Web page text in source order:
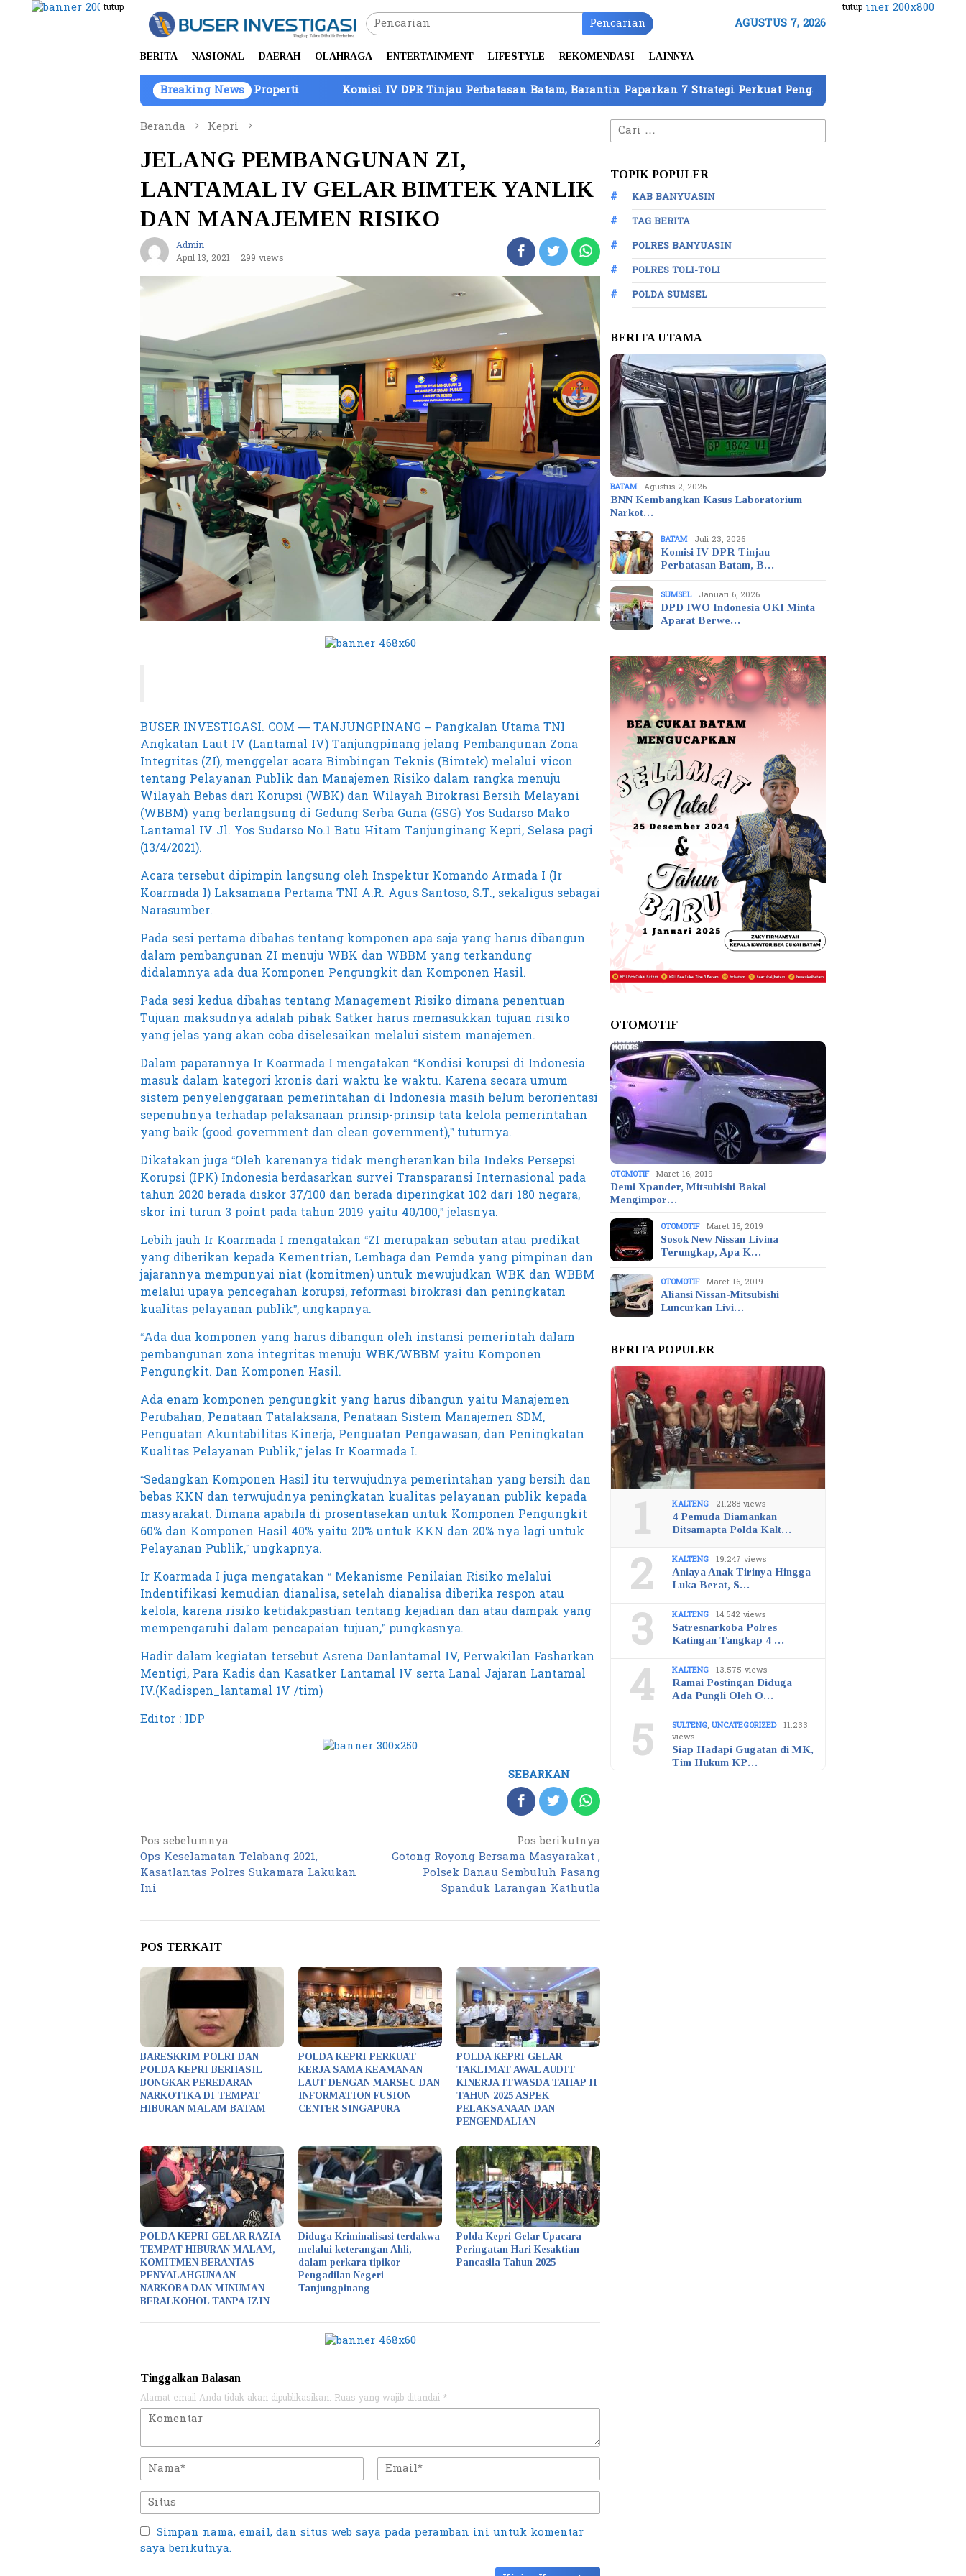
Loncat
tutup tutup
Pencarian AGUSTUS 7, 2026
BERITA NASIONAL DAERAH OLAHRAGA ENTERTAINMENT LIFESTYLE REKOMENDASI LAINNYA
Breaking News
PT Mitra Usaha Properti Komisi IV DPR Tinjau Perbatasan Batam, Barantin Paparkan 7 Strategi Perkuat Pengawasan
DPD IWO Indonesia OKI Minta
Beranda
Kepri
JELANG PEMBANGUNAN ZI,
LANTAMAL IV GELAR BIMTEK YANLIK
DAN MANAJEMEN RISIKO
Admin
April 13, 2021
299 views
BUSER INVESTIGASI. COM — TANJUNGPINANG – Pangkalan Utama TNI
Angkatan Laut IV (Lantamal IV) Tanjungpinang jelang Pembangunan Zona
Integritas (ZI), menggelar acara Bimbingan Teknis (Bimtek) melalui vicon
tentang Pelayanan Publik dan Manajemen Risiko dalam rangka menuju
Wilayah Bebas dari Korupsi (WBK) dan Wilayah Birokrasi Bersih Melayani
(WBBM) yang berlangsung di Gedung Serba Guna (GSG) Yos Sudarso Mako
Lantamal IV Jl. Yos Sudarso No.1 Batu Hitam Tanjunginang Kepri, Selasa pagi
(13/4/2021).
Acara tersebut dipimpin langsung oleh Inspektur Komando Armada I (Ir
Koarmada I) Laksamana Pertama TNI A.R. Agus Santoso, S.T., sekaligus sebagai
Narasumber.
Pada sesi pertama dibahas tentang komponen apa saja yang harus dibangun
dalam pembangunan ZI menuju WBK dan WBBM yang terkandung
didalamnya ada dua Komponen Pengungkit dan Komponen Hasil.
Pada sesi kedua dibahas tentang Management Risiko dimana penentuan
Tujuan maksudnya adalah pihak Satker harus memasukkan tujuan risiko
yang jelas yang akan coba diselesaikan melalui sistem manajemen.
Dalam paparannya Ir Koarmada I mengatakan “Kondisi korupsi di Indonesia
masuk dalam kategori kronis dari waktu ke waktu. Karena secara umum
sistem penyelenggaraan pemerintahan di Indonesia masih belum berorientasi
sepenuhnya terhadap pelaksanaan prinsip-prinsip tata kelola pemerintahan
yang baik (good government dan clean government),” tuturnya.
Dikatakan juga “Oleh karenanya tidak mengherankan bila Indeks Persepsi
Korupsi (IPK) Indonesia berdasarkan survei Transparansi Internasional pada
tahun 2020 berada diskor 37/100 dan berada diperingkat 102 dari 180 negara,
skor ini turun 3 point pada tahun 2019 yaitu 40/100,” jelasnya.
Lebih jauh Ir Koarmada I mengatakan “ZI merupakan sebutan atau predikat
yang diberikan kepada Kementrian, Lembaga dan Pemda yang pimpinan dan
jajarannya mempunyai niat (komitmen) untuk mewujudkan WBK dan WBBM
melalui upaya pencegahan korupsi, reformasi birokrasi dan peningkatan
kualitas pelayanan publik”, ungkapnya.
“Ada dua komponen yang harus dibangun oleh instansi pemerintah dalam
pembangunan zona integritas menuju WBK/WBBM yaitu Komponen
Pengungkit. Dan Komponen Hasil.
Ada enam komponen pengungkit yang harus dibangun yaitu Manajemen
Perubahan, Penataan Tatalaksana, Penataan Sistem Manajemen SDM,
Penguatan Akuntabilitas Kinerja, Penguatan Pengawasan, dan Peningkatan
Kualitas Pelayanan Publik,” jelas Ir Koarmada I.
“Sedangkan Komponen Hasil itu terwujudnya pemerintahan yang bersih dan
bebas KKN dan terwujudnya peningkatan kualitas pelayanan publik kepada
masyarakat. Dimana apabila di prosentasekan untuk Komponen Pengungkit
60% dan Komponen Hasil 40% yaitu 20% untuk KKN dan 20% nya lagi untuk
Pelayanan Publik,” ungkapnya.
Ir Koarmada I juga mengatakan “ Mekanisme Penilaian Risiko melalui
Indentifikasi kemudian dianalisa, setelah dianalisa diberika respon atau
kelola, karena risiko ketidakpastian tentang kejadian dan atau dampak yang
mempengaruhi dalam pencapaian tujuan,” pungkasnya.
Hadir dalam kegiatan tersebut Asrena Danlantamal IV, Perwakilan Fasharkan
Mentigi, Para Kadis dan Kasatker Lantamal IV serta Lanal Jajaran Lantamal
IV.(Kadispen_lantamal 1V /tim)
Editor : IDP
SEBARKAN
Navigasi
pos
Pos sebelumnya
Ops Keselamatan Telabang 2021,
Kasatlantas Polres Sukamara Lakukan
Ini
Pos berikutnya
Gotong Royong Bersama Masyarakat ,
Polsek Danau Sembuluh Pasang
Spanduk Larangan Kathutla
POS TERKAIT
BARESKRIM POLRI DAN
POLDA KEPRI BERHASIL
BONGKAR PEREDARAN
NARKOTIKA DI TEMPAT
HIBURAN MALAM BATAM
POLDA KEPRI PERKUAT
KERJA SAMA KEAMANAN
LAUT DENGAN MARSEC DAN
INFORMATION FUSION
CENTER SINGAPURA
POLDA KEPRI GELAR
TAKLIMAT AWAL AUDIT
KINERJA ITWASDA TAHAP II
TAHUN 2025 ASPEK
PELAKSANAAN DAN
PENGENDALIAN
POLDA KEPRI GELAR RAZIA
TEMPAT HIBURAN MALAM,
KOMITMEN BERANTAS
PENYALAHGUNAAN
NARKOBA DAN MINUMAN
BERALKOHOL TANPA IZIN
Diduga Kriminalisasi terdakwa
melalui keterangan Ahli,
dalam perkara tipikor
Pengadilan Negeri
Tanjungpinang
Polda Kepri Gelar Upacara
Peringatan Hari Kesaktian
Pancasila Tahun 2025
Tinggalkan Balasan
Alamat email Anda tidak akan dipublikasikan. Ruas yang wajib ditandai *
Simpan nama, email, dan situs web saya pada peramban ini untuk komentar
saya berikutnya.
Cari
untuk:
TOPIK POPULER
KAB BANYUASIN
TAG BERITA
POLRES BANYUASIN
POLRES TOLI-TOLI
POLDA SUMSEL
BERITA UTAMA
BATAM Agustus 2, 2026
BNN Kembangkan Kasus Laboratorium
Narkot…
BATAM Juli 23, 2026
Komisi IV DPR Tinjau
Perbatasan Batam, B…
SUMSEL Januari 6, 2026
DPD IWO Indonesia OKI Minta
Aparat Berwe…
OTOMOTIF
OTOMOTIF Maret 16, 2019
Demi Xpander, Mitsubishi Bakal
Mengimpor…
OTOMOTIF Maret 16, 2019
Sosok New Nissan Livina
Terungkap, Apa K…
OTOMOTIF Maret 16, 2019
Aliansi Nissan-Mitsubishi
Luncurkan Livi…
BERITA POPULER
1 KALTENG 21.288 views
4 Pemuda Diamankan
Ditsamapta Polda Kalt…
2 KALTENG 19.247 views
Aniaya Anak Tirinya Hingga
Luka Berat, S…
3 KALTENG 14.542 views
Satresnarkoba Polres
Katingan Tangkap 4 …
4 KALTENG 13.575 views
Ramai Postingan Diduga
Ada Pungli Oleh O…
5 SULTENG,UNCATEGORIZED 11.233
views
Siap Hadapi Gugatan di MK,
Tim Hukum KP…